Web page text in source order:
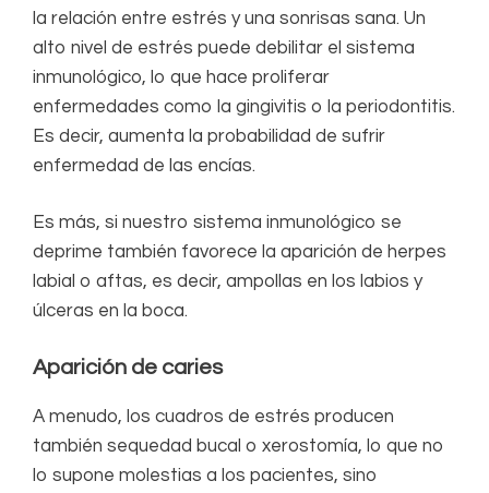
la relación entre estrés y una sonrisas sana. Un
alto nivel de estrés puede debilitar el sistema
inmunológico, lo que hace proliferar
enfermedades como la gingivitis o la periodontitis.
Es decir, aumenta la probabilidad de sufrir
enfermedad de las encías.
Es más, si nuestro sistema inmunológico se
deprime también favorece la aparición de herpes
labial o aftas, es decir, ampollas en los labios y
úlceras en la boca.
Aparición de caries
A menudo, los cuadros de estrés producen
también sequedad bucal o xerostomía, lo que no
lo supone molestias a los pacientes, sino